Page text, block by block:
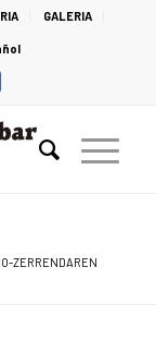
GALERIA
ZERRENDAREN